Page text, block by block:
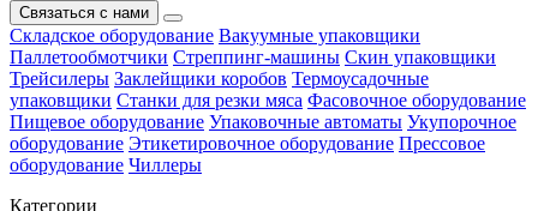
Связаться с нами
Складское оборудование Вакуумные упаковщики
Паллетообмотчики Стреппинг-машины Скин упаковщики
Трейсилеры Заклейщики коробов Термоусадочные
упаковщики Станки для резки мяса Фасовочное оборудование
Пищевое оборудование Упаковочные автоматы Укупорочное
оборудование Этикетировочное оборудование Прессовое
оборудование Чиллеры
Категории